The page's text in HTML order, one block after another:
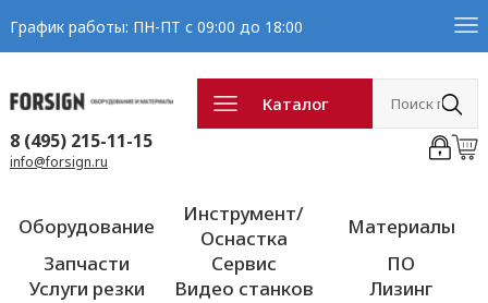
График работы: ПН-ПТ с 09:00 до 18:00
Каталог
8 (495) 215-11-15
info@forsign.ru
Оборудование
Инструмент/
Оснастка
Материалы
Запчасти
Сервис
ПО
Услуги резки
Видео станков Лизинг